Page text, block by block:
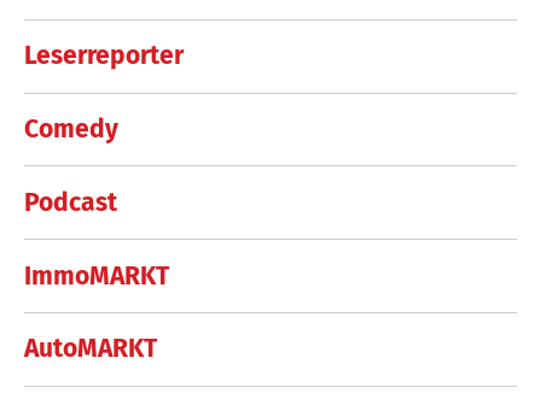
Leserreporter
Comedy
Podcast
ImmoMARKT
AutoMARKT